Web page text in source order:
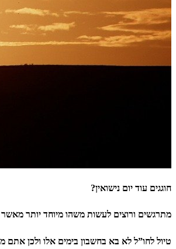
חוגגים עוד יום נישואין?
מתרגשים ורוצים לעשות משהו מיוחד יותר
טיול לחו”ל לא בא בחשבון בימים אלו ולכן